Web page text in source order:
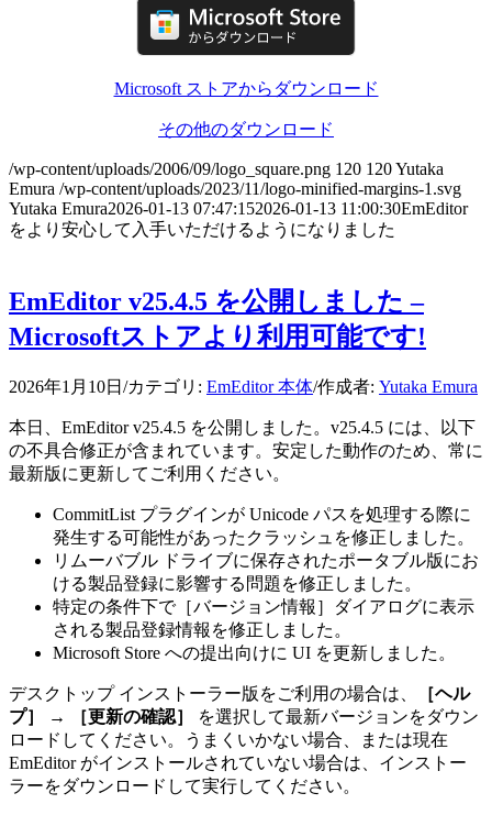
Microsoft ストアからダウンロード
その他のダウンロード
/wp-content/uploads/2006/09/logo_square.png 120 120Yutaka
Emura /wp-content/uploads/2023/11/logo-minified-margins-1.svg
Yutaka Emura2026-01-13 07:47:152026-01-13 11:00:30EmEditor
をより安心して入手いただけるようになりました
EmEditor v25.4.5 を公開しました –
Microsoftストアより利用可能です!
2026年1月10日 /カテゴリ: EmEditor 本体/作成者: Yutaka Emura
本日、EmEditor v25.4.5 を公開しました。v25.4.5 には、以下
の不具合修正が含まれています。安定した動作のため、常に
最新版に更新してご利用ください。
CommitList プラグインが Unicode パスを処理する際に
発生する可能性があったクラッシュを修正しました。
リムーバブル ドライブに保存されたポータブル版にお
ける製品登録に影響する問題を修正しました。
特定の条件下で［バージョン情報］ダイアログに表示
される製品登録情報を修正しました。
Microsoft Store への提出向けに UI を更新しました。
デスクトップ インストーラー版をご利用の場合は、
［ヘル
プ］
→ ［更新の確認］
を選択して最新バージョンをダウン
ロードしてください。うまくいかない場合、または現在
EmEditor がインストールされていない場合は、インストー
ラーをダウンロードして実行してください。